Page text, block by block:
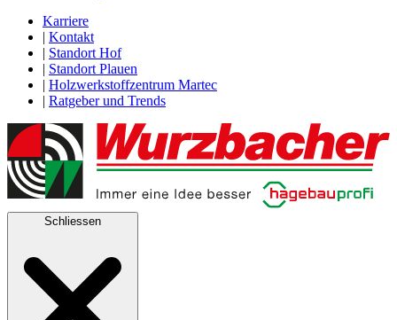
Karriere
| Kontakt
| Standort Hof
| Standort Plauen
| Holzwerkstoffzentrum Martec
| Ratgeber und Trends
Schliessen